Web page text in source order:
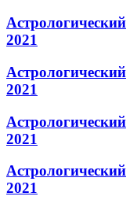
2021
2021
2021
2021